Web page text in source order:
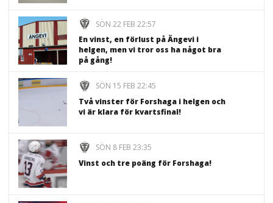
SÖN 22 FEB 22:57
En vinst, en förlust på Ängevi i
helgen, men vi tror oss ha något bra
på gång!
SÖN 15 FEB 22:45
Två vinster för Forshaga i helgen och
vi är klara för kvartsfinal!
SÖN 8 FEB 23:35
Vinst och tre poäng för Forshaga!